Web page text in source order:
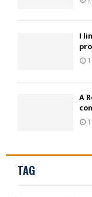
I
A
TAG